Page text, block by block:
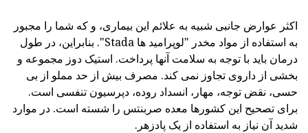
اکثر عوارض جانبی شبیه به علائم این بیماری، و که شما را مجبور
به استفاده از مواد مخدر "لوپرامید ها Stada". بنابراین، در طول
درمان باید با توجه به سلامت آنها پرداخت. استیک دوز مجموعه و
بخشی از داروی تجاوز نمی کند. مصرف بیش از حد مملو از بی
حسی، نقض توجه، مهار، انسداد روده، دپرسیون تنفسی است.
برای تصحیح این کشورها معده صربنتس را شسته است. در موارد
شدید آن نیاز به استفاده از یک پادزهر.